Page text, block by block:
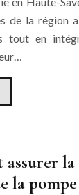
de la région
tout en
assurer
la